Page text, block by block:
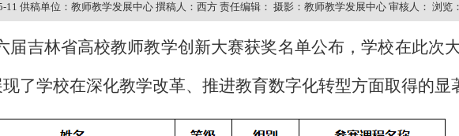
11 供稿单位：教师教学发展中心 撰稿人：西方 责任编辑： 摄影：教师教学发展中心 审核人： 浏览
届吉林省高校教师教学创新大赛获奖名单公布，学校在此次
了学校在深化教学改革、推进教育数字化转型方面取得的显